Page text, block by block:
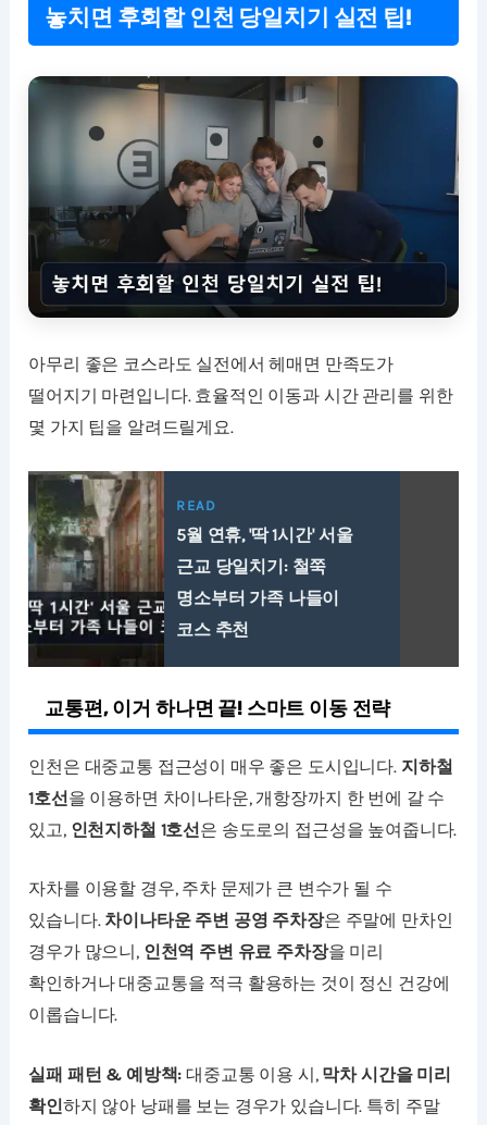
놓치면 후회할 인천 당일치기 실전 팁!
아무리 좋은 코스라도 실전에서 헤매면 만족도가
떨어지기 마련입니다. 효율적인 이동과 시간 관리를 위한
몇 가지 팁을 알려드릴게요.
READ
5월 연휴, '딱 1시간' 서울
근교 당일치기: 철쭉
명소부터 가족 나들이
코스 추천
교통편, 이거 하나면 끝! 스마트 이동 전략
인천은 대중교통 접근성이 매우 좋은 도시입니다. 지하철
1호선을 이용하면 차이나타운, 개항장까지 한 번에 갈 수
있고, 인천지하철 1호선은 송도로의 접근성을 높여줍니다.
자차를 이용할 경우, 주차 문제가 큰 변수가 될 수
있습니다. 차이나타운 주변 공영 주차장은 주말에 만차인
경우가 많으니, 인천역 주변 유료 주차장을 미리
확인하거나 대중교통을 적극 활용하는 것이 정신 건강에
이롭습니다.
실패 패턴 & 예방책: 대중교통 이용 시, 막차 시간을 미리
확인하지 않아 낭패를 보는 경우가 있습니다. 특히 주말